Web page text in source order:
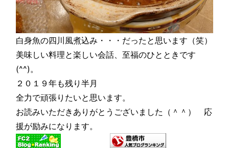
白身魚の四川風煮込み・・・だったと思います（笑）
美味しい料理と楽しい会話、至福のひとときです
(^^)。
２０１９年も残り半月
全力で頑張りたいと思います。
お読みいただきありがとうございました（＾＾） 応
援が励みになります。